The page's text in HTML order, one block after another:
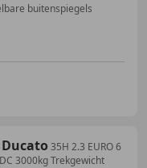
buitenspiegels
35H 2.3 EURO 6
3000kg Trekgewicht